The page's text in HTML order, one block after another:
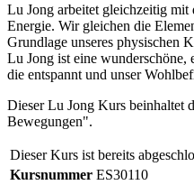
Lu Jong arbeitet gleichzeitig mit
Energie. Wir gleichen die
Grundlage unseres physischen
Lu Jong ist eine wunderschöne,
die entspannt und unser
Dieser Lu Jong Kurs beinhaltet
Bewegungen".
Dieser Kurs ist bereits
Kursnummer ES30110